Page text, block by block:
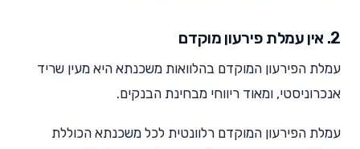
2. אין עמלת פירעון מוקדם
עמלת הפירעון המוקדם בהלוואות משכנתא היא מעין שריד
אנכרוניסטי, ומאוד ריווחי מבחינת הבנקים.
עמלת הפירעון המוקדם רלוונטית לכל משכנתא הכוללת